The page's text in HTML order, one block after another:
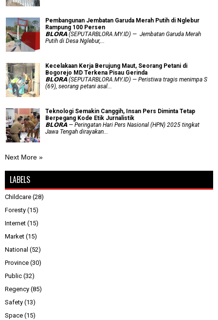
Pembangunan Jembatan Garuda Merah Putih di Nglebur
Rampung 100 Persen
𝗕𝗟𝗢𝗥𝗔 (SEPUTARBLORA.MY.ID) — Jembatan Garuda Merah
Putih di Desa Nglebur,...
Kecelakaan Kerja Berujung Maut, Seorang Petani di
Bogorejo MD Terkena Pisau Gerinda
𝗕𝗟𝗢𝗥𝗔 (SEPUTARBLORA.MY.ID) — Peristiwa tragis menimpa S
(69), seorang petani asal...
Teknologi Semakin Canggih, Insan Pers Diminta Tetap
Berpegang Kode Etik Jurnalistik
𝗕𝗟𝗢𝗥𝗔 — Peringatan Hari Pers Nasional (HPN) 2025 tingkat
Jawa Tengah dirayakan...
Next More »
LABELS
Childcare (28)
Foresty (15)
Internet (15)
Market (15)
National (52)
Province (30)
Public (32)
Regency (85)
Safety (13)
Space (15)